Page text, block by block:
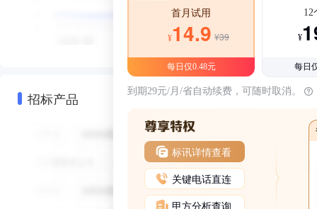
招标产品
首月试用
¥14.9 ¥39
每日仅0.48元
12
¥
每日
到期29元/月/省自动续费，可随时取消。
标讯详情查看
关键电话直连
甲方分析查询